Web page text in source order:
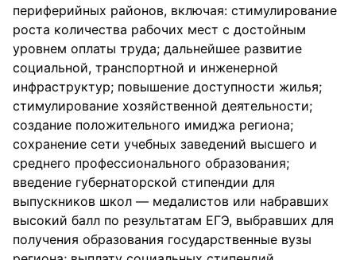
периферийных районов, включая: стимулирование
роста количества рабочих мест с достойным
уровнем оплаты труда; дальнейшее развитие
социальной, транспортной и инженерной
инфраструктур; повышение доступности жилья;
стимулирование хозяйственной деятельности;
создание положительного имиджа региона;
сохранение сети учебных заведений высшего и
среднего профессионального образования;
введение губернаторской стипендии для
выпускников школ — медалистов или набравших
высокий балл по результатам ЕГЭ, выбравших для
получения образования государственные вузы